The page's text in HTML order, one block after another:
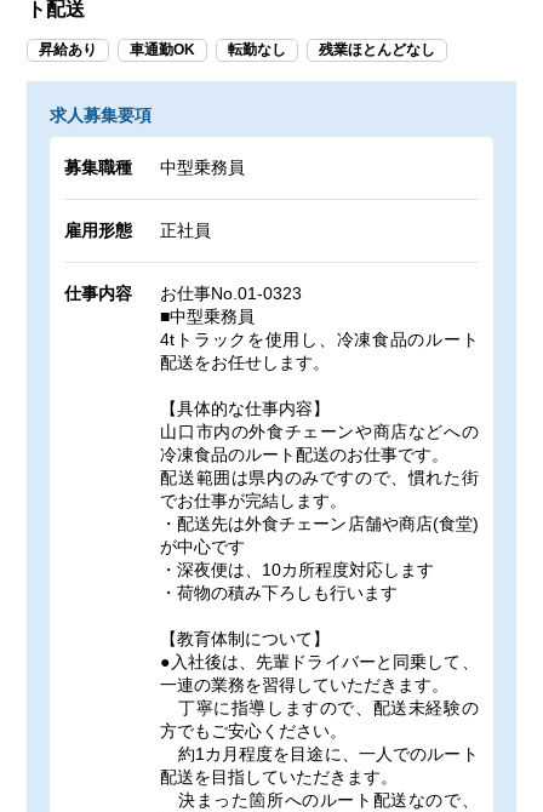
ト配送
昇給あり 車通勤OK 転勤なし 残業ほとんどなし
求人募集要項
募集職種 中型乗務員
雇用形態 正社員
仕事内容
お仕事No.01-0323
■中型乗務員
4tトラックを使用し、冷凍食品のルート
配送をお任せします。
【具体的な仕事内容】
山口市内の外食チェーンや商店などへの
冷凍食品のルート配送のお仕事です。
配送範囲は県内のみですので、慣れた街
でお仕事が完結します。
・配送先は外食チェーン店舗や商店(食堂)
が中心です
・深夜便は、10カ所程度対応します
・荷物の積み下ろしも行います
【教育体制について】
●入社後は、先輩ドライバーと同乗して、
一連の業務を習得していただきます。
丁寧に指導しますので、配送未経験の
方でもご安心ください。
約1カ月程度を目途に、一人でのルート
配送を目指していただきます。
決まった箇所へのルート配送なので、